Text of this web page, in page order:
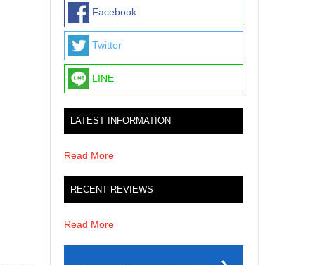
Facebook
Twitter
LINE
LATEST INFORMATION
Read More
RECENT REVIEWS
Read More